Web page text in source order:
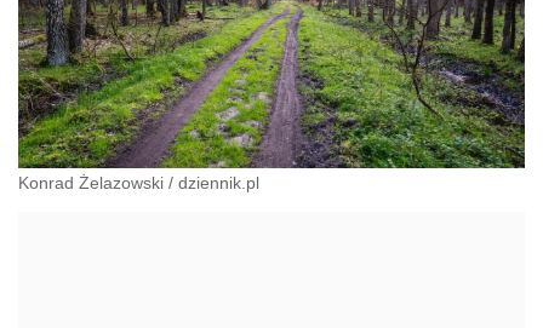
Konrad Żelazowski / dziennik.pl